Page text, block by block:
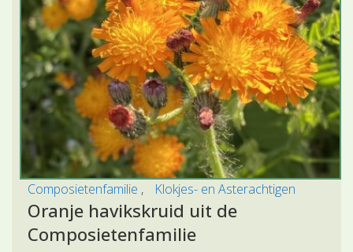
Composietenfamilie Klokjes- en Asterachtigen
Oranje havikskruid uit de
Composietenfamilie